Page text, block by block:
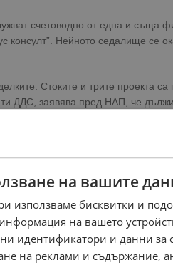
счетоводно от една и съща
Нейното седалище се
Стоките и трите проекта
ДДС, заявява пред НАП, че
Последната фирма е в
по-малко интересна е фирмата
на вашите
използваме бисквитки и
на вашето
идентификатори и данни
на реклами и съдържание,